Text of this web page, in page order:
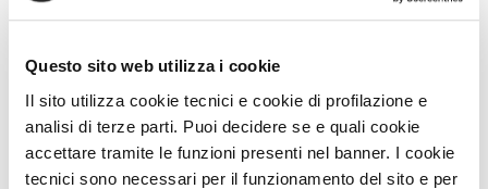
Questo sito web utilizza i cookie
Il sito utilizza cookie tecnici e cookie di profilazione e
analisi di terze parti. Puoi decidere se e quali cookie
accettare tramite le funzioni presenti nel banner. I cookie
tecnici sono necessari per il funzionamento del sito e per
Idee di Viaggio A DOG
Visitare Citara e Forio con il cane 1 Km
Museo Archeologico di Pithecusae con il cane3
Km